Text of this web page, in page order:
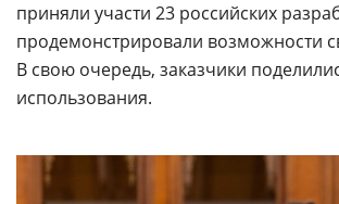
приняли участи 23 российских
продемонстрировали возможности
В свою очередь, заказчики
использования.